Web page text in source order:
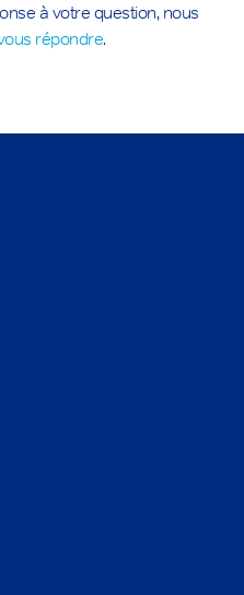
à votre question, nous
répondre.